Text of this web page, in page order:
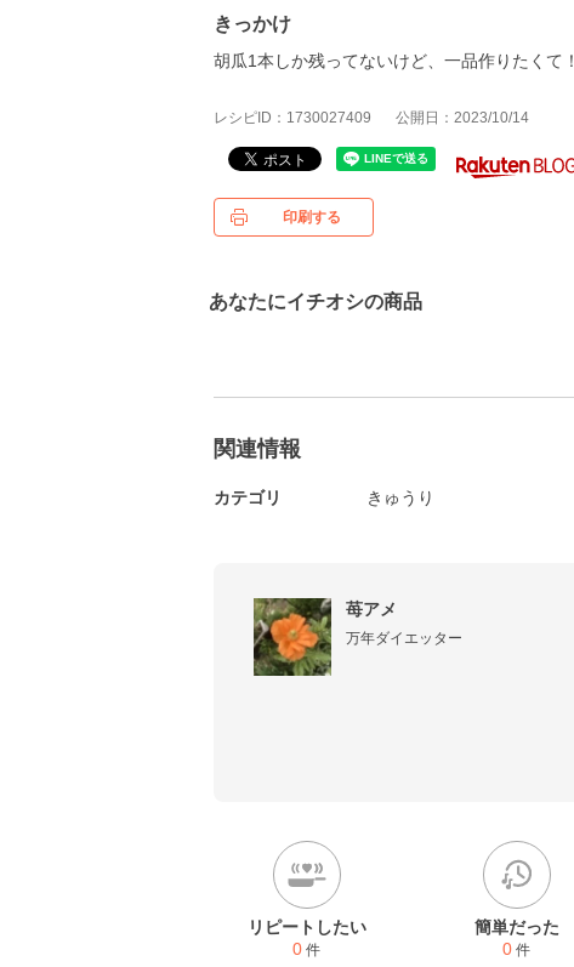
きっかけ
胡瓜1本しか残ってないけど、一品作りたくて！
レシピID：1730027409 公開日：2023/10/14
印刷する
あなたにイチオシの商品
関連情報
カテゴリ きゅうり
苺アメ
万年ダイエッター
リピートしたい
0 件
簡単だった
0 件